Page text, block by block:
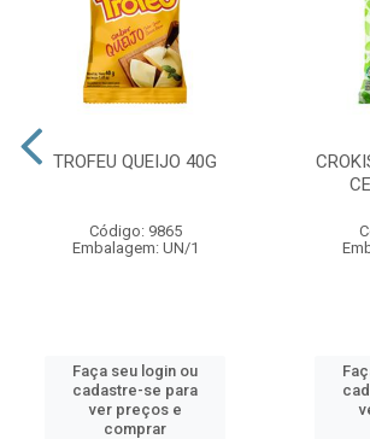
TROFEU QUEIJO 40G
Código: 9865
Embalagem: UN/1
Faça seu login ou
cadastre-se para
ver preços e
comprar